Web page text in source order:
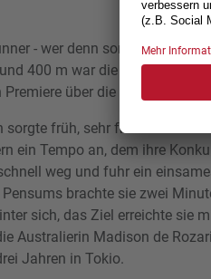
- wer denn sonst. Nach
400 m war die 29-jährige
über die historische
sorgte früh, sehr früh für klare
ein Tempo an, dem ihre
weg und fuhr ein
brachte sie zwei
sich, das Ziel erreichte sie
Australierin Madison de
Jahren in Tokio.